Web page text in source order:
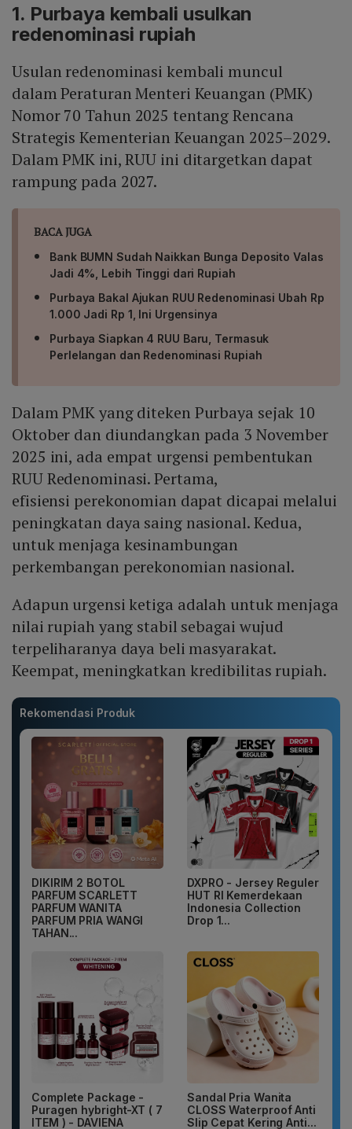
1. Purbaya kembali usulkan
redenominasi rupiah
Usulan redenominasi kembali muncul
dalam Peraturan Menteri Keuangan (PMK)
Nomor 70 Tahun 2025 tentang Rencana
Strategis Kementerian Keuangan 2025–2029.
Dalam PMK ini, RUU ini ditargetkan dapat
rampung pada 2027.
BACA JUGA
Bank BUMN Sudah Naikkan Bunga Deposito Valas
Jadi 4%, Lebih Tinggi dari Rupiah
Purbaya Bakal Ajukan RUU Redenominasi Ubah Rp
1.000 Jadi Rp 1, Ini Urgensinya
Purbaya Siapkan 4 RUU Baru, Termasuk
Perlelangan dan Redenominasi Rupiah
Dalam PMK yang diteken Purbaya sejak 10
Oktober dan diundangkan pada 3 November
2025 ini, ada empat urgensi pembentukan
RUU Redenominasi. Pertama,
efisiensi perekonomian dapat dicapai melalui
peningkatan daya saing nasional. Kedua,
untuk menjaga kesinambungan
perkembangan perekonomian nasional.
Adapun urgensi ketiga adalah untuk menjaga
nilai rupiah yang stabil sebagai wujud
terpeliharanya daya beli masyarakat.
Keempat, meningkatkan kredibilitas rupiah.
Rekomendasi Produk
DIKIRIM 2 BOTOL
PARFUM SCARLETT
PARFUM WANITA
PARFUM PRIA WANGI
TAHAN...
DXPRO - Jersey Reguler
HUT RI Kemerdekaan
Indonesia Collection
Drop 1...
Complete Package -
Puragen hybright-XT ( 7
ITEM ) - DAVIENA
Sandal Pria Wanita
CLOSS Waterproof Anti
Slip Cepat Kering Anti...